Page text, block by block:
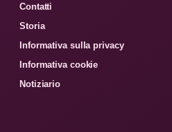
Contatti
Storia
Informativa sulla privacy
Informativa cookie
Notiziario